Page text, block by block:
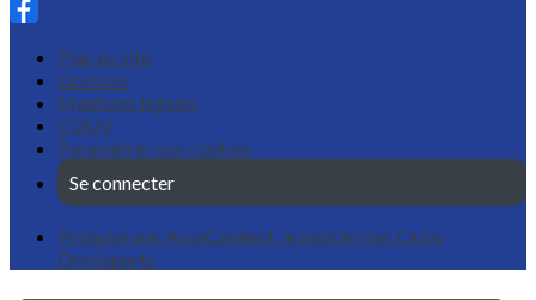
Plan du site
Licences
Mentions légales
CGUV
Paramétrer vos cookies
Se connecter
Propulsé par AssoConnect, le logiciel des Clubs
Omnisports